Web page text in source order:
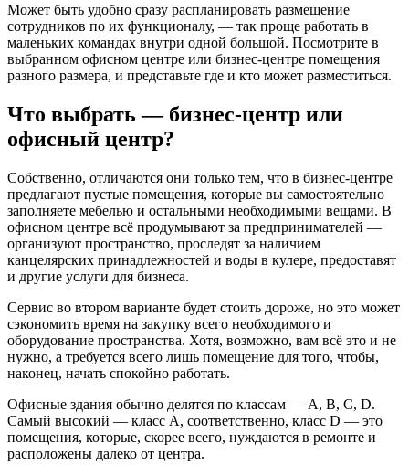
Может быть удобно сразу распланировать размещение
сотрудников по их функционалу, — так проще работать в
маленьких командах внутри одной большой. Посмотрите в
выбранном офисном центре или бизнес-центре помещения
разного размера, и представьте где и кто может разместиться.
Что выбрать — бизнес-центр или
офисный центр?
Собственно, отличаются они только тем, что в бизнес-центре
предлагают пустые помещения, которые вы самостоятельно
заполняете мебелью и остальными необходимыми вещами. В
офисном центре всё продумывают за предпринимателей —
организуют пространство, проследят за наличием
канцелярских принадлежностей и воды в кулере, предоставят
и другие услуги для бизнеса.
Сервис во втором варианте будет стоить дороже, но это может
сэкономить время на закупку всего необходимого и
оборудование пространства. Хотя, возможно, вам всё это и не
нужно, а требуется всего лишь помещение для того, чтобы,
наконец, начать спокойно работать.
Офисные здания обычно делятся по классам — A, B, C, D.
Самый высокий — класс A, соответственно, класс D — это
помещения, которые, скорее всего, нуждаются в ремонте и
расположены далеко от центра.